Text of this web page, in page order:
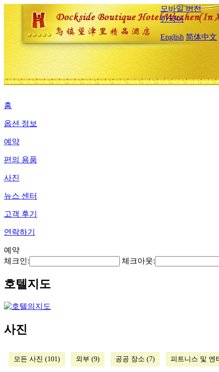
모바일 버전
한국어
English 简体中文
홈
옵션 정보
예약
편의 용품
사진
뉴스 센터
고객 후기
연락하기
예약
체크인:
체크아웃:
호텔지도
사진
모든 사진 (101) 외부 (9) 공공 장소 (7) 피트니스 및 엔